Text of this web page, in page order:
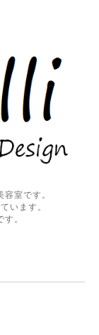
室です。
います。
。